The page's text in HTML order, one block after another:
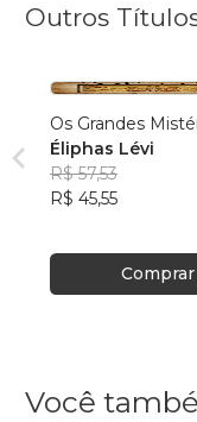
Outros
Os Grandes
Éliphas Lévi
R$ 57,53
R$ 45,55
Comprar
Você